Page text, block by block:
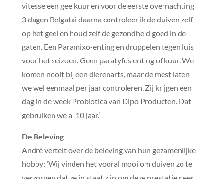
vitesse een geelkuur en voor de eerste overnachting
3 dagen Belgatai daarna controleer ik de duiven zelf
op het geel en houd zelf de gezondheid goed in de
gaten. Een Paramixo-enting en druppelen tegen luis
voor het seizoen. Geen paratyfus enting of kuur. We
komen nooit bij een dierenarts, maar de mest laten
we wel eenmaal per jaar controleren. Zij krijgen een
dag in de week Probiotica van Dipo Producten. Dat
gebruiken we al 10 jaar.’
De Beleving
André vertelt over de beleving van hun gezamenlijke
hobby: ‘Wij vinden het vooral mooi om duiven zo te